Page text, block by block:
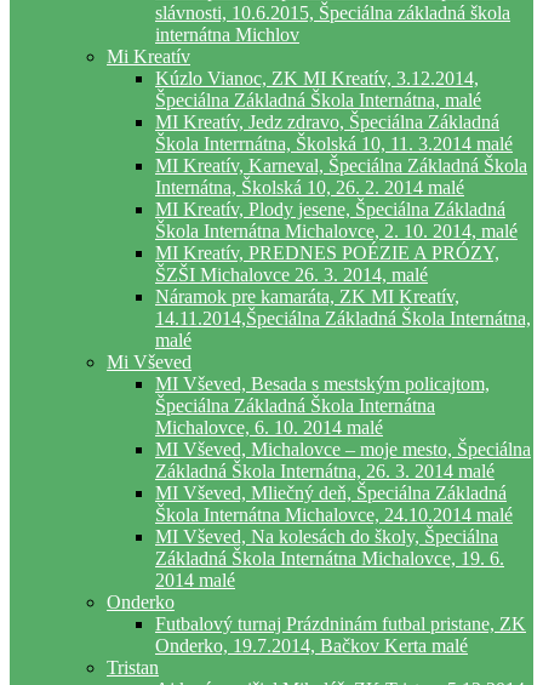
slávnosti, 10.6.2015, Špeciálna základná škola
internátna Michlov
Mi Kreatív
Kúzlo Vianoc, ZK MI Kreatív, 3.12.2014,
Špeciálna Základná Škola Internátna, malé
MI Kreatív, Jedz zdravo, Špeciálna Základná
Škola Interrnátna, Školská 10, 11. 3.2014 malé
MI Kreatív, Karneval, Špeciálna Základná Škola
Internátna, Školská 10, 26. 2. 2014 malé
MI Kreatív, Plody jesene, Špeciálna Základná
Škola Internátna Michalovce, 2. 10. 2014, malé
MI Kreatív, PREDNES POÉZIE A PRÓZY,
ŠZŠI Michalovce 26. 3. 2014, malé
Náramok pre kamaráta, ZK MI Kreatív,
14.11.2014,Špeciálna Základná Škola Internátna,
malé
Mi Vševed
MI Vševed, Besada s mestským policajtom,
Špeciálna Základná Škola Internátna
Michalovce, 6. 10. 2014 malé
MI Vševed, Michalovce – moje mesto, Špeciálna
Základná Škola Internátna, 26. 3. 2014 malé
MI Vševed, Mliečný deň, Špeciálna Základná
Škola Internátna Michalovce, 24.10.2014 malé
MI Vševed, Na kolesách do školy, Špeciálna
Základná Škola Internátna Michalovce, 19. 6.
2014 malé
Onderko
Futbalový turnaj Prázdninám futbal pristane, ZK
Onderko, 19.7.2014, Bačkov Kerta malé
Tristan